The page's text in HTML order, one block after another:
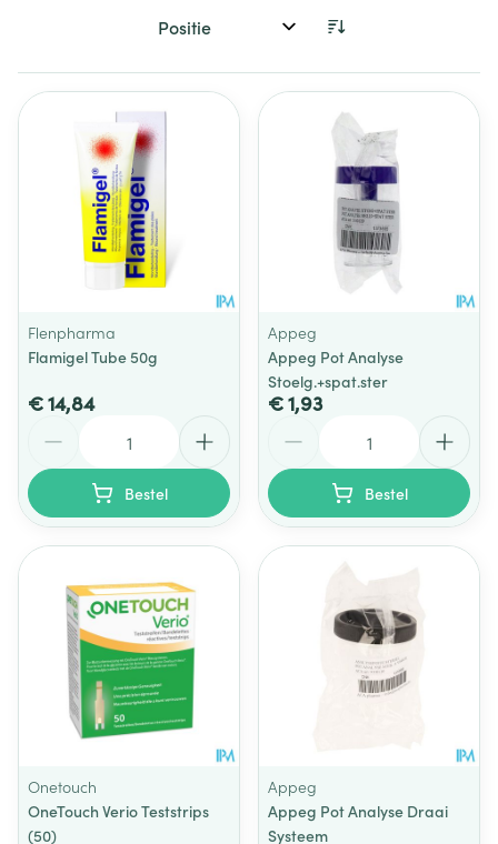
Sorteer op:
Flenpharma
Flamigel Tube 50g
€ 14,84
Bestel
Appeg
Appeg Pot Analyse
Stoelg.+spat.ster
€ 1,93
Bestel
Onetouch
OneTouch Verio Teststrips
(50)
Appeg
Appeg Pot Analyse Draai
Systeem